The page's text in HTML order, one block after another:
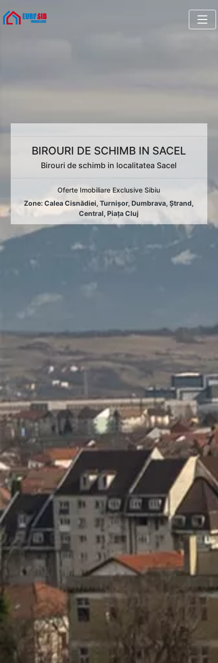
BIROURI DE SCHIMB IN SACEL
Birouri de schimb in localitatea Sacel
Oferte Imobiliare Exclusive Sibiu
Zone:Calea Cisnădiei,Turnișor, Dumbrava,Ștrand,
Central, Piața Cluj